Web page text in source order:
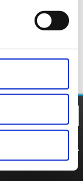
POLITYKA